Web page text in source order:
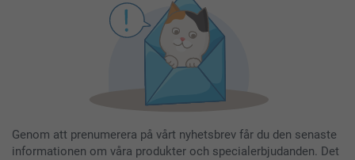
Genom att prenumerera på vårt nyhetsbrev får du den senaste
informationen om våra produkter och specialerbjudanden. Det